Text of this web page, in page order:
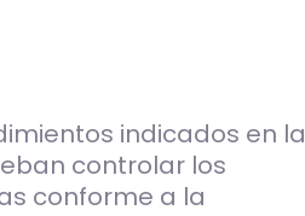
indicados en la
controlar los
conforme a la